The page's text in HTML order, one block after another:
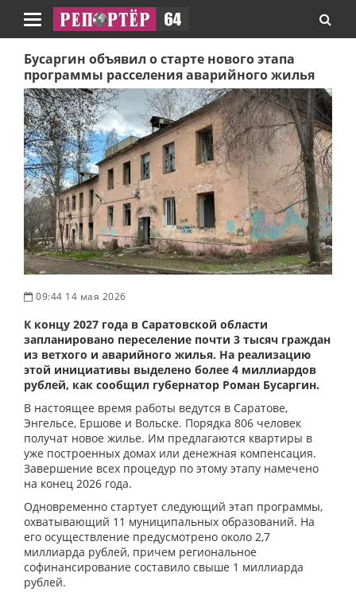
Навигация
Бусаргин объявил о старте нового этапа
программы расселения аварийного жилья
09:44 14 мая 2026
К концу 2027 года в Саратовской области
запланировано переселение почти 3 тысяч граждан
из ветхого и аварийного жилья. На реализацию
этой инициативы выделено более 4 миллиардов
рублей, как сообщил губернатор Роман Бусаргин.
В настоящее время работы ведутся в Саратове,
Энгельсе, Ершове и Вольске. Порядка 806 человек
получат новое жилье. Им предлагаются квартиры в
уже построенных домах или денежная компенсация.
Завершение всех процедур по этому этапу намечено
на конец 2026 года.
Одновременно стартует следующий этап программы,
охватывающий 11 муниципальных образований. На
его осуществление предусмотрено около 2,7
миллиарда рублей, причем региональное
софинансирование составило свыше 1 миллиарда
рублей.